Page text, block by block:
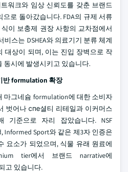
워크와 임상 신뢰도를 갖춘 브랜드
로 돌아갔습니다. FDA의 규제 서류
이 보충제 권장 사항의 교차점에서
스는 DSHEA와 의료기기 분류 체계
대상이 되며, 이는 진입 장벽으로 작
동시에 발생시키고 있습니다.
반 formulation 확장
마그네슘 formulation에 대한 소비자
벗어나 спе셜티 리테일과 이커머스
기준으로 자리 잡았습니다. NSF
Informed Sport와 같은 제3자 인증은
요소가 되었으며, 식물 유래 원료에
tier에서 브랜드 narrative에
고 있습니다.